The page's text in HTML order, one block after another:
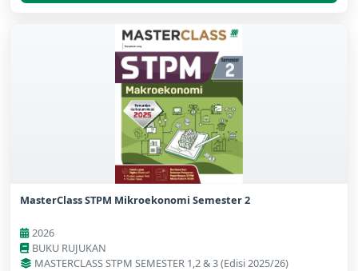
MasterClass STPM Mikroekonomi Semester 2
2026
BUKU RUJUKAN
MASTERCLASS STPM SEMESTER 1,2 & 3 (Edisi 2025/26)